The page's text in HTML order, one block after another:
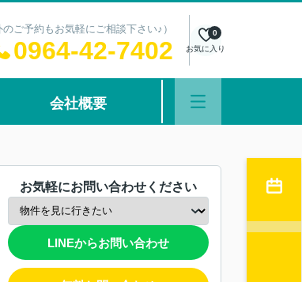
ご予約もお気軽にご相談下さい♪）
0964-42-7402 お気に入り
0
会社概要
お気軽にお問い合わせください
LINEからお問い合わせ